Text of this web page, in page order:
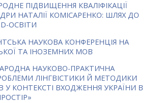
ПІДВИЩЕННЯ КВАЛІФІКАЦІЇ
НАТАЛІЇ КОМІСАРЕНКО: ШЛЯХ ДО
ОСВІТИ
НАУКОВА КОНФЕРЕНЦІЯ НА
ТА ІНОЗЕМНИХ МОВ
НАУКОВО-ПРАКТИЧНА
ЛІНГВІСТИКИ Й МЕТОДИКИ
КОНТЕКСТІ ВХОДЖЕННЯ УКРАЇНИ В